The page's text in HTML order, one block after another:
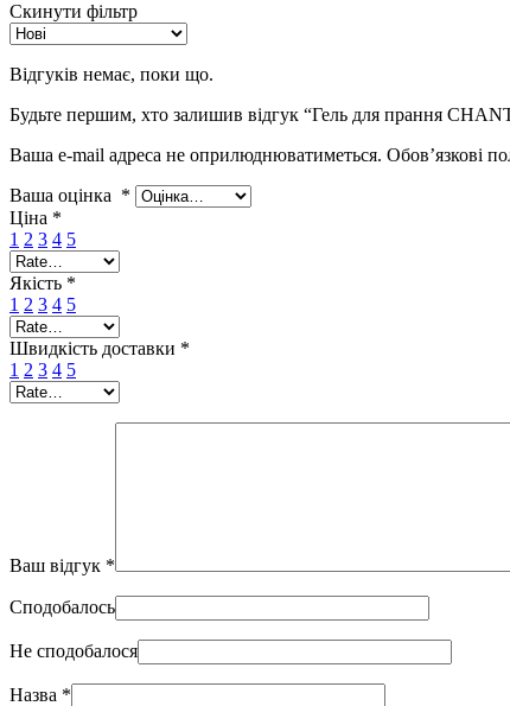
Скинути фільтр
Відгуків немає, поки що.
Будьте першим, хто залишив відгук “Гель для прання
Ваша e-mail адреса не оприлюднюватиметься. Обов’язкові
Ваша оцінка *
Ціна *
1 2 3 4 5
Якість *
1 2 3 4 5
Швидкість доставки *
1 2 3 4 5
Ваш відгук *
Сподобалось
Не сподобалося
Назва *